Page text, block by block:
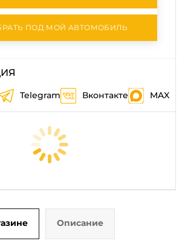
ПОД МОЙ АВТОМОБИЛЬ
Telegram Вконтакте MAX
Описание